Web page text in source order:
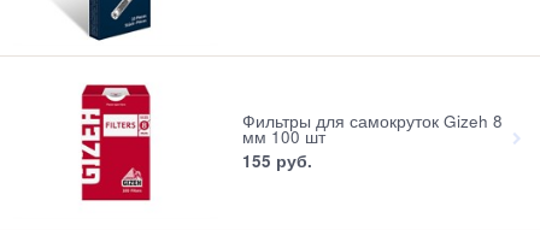
Фильтры для самокруток Gizeh 8
мм 100 шт
155 руб.